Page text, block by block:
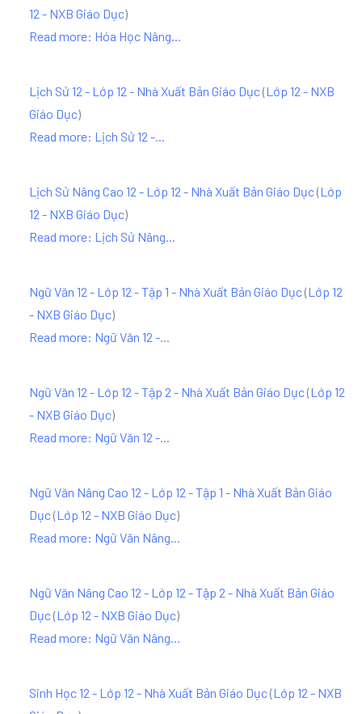
12 - NXB Giáo Dục)
Read more: Hóa Học Nâng...
Lịch Sử 12 - Lớp 12 - Nhà Xuất Bản Giáo Dục(Lớp 12 - NXB
Giáo Dục)
Read more: Lịch Sử 12 -...
Lịch Sử Nâng Cao 12 - Lớp 12 - Nhà Xuất Bản Giáo Dục(Lớp
12 - NXB Giáo Dục)
Read more: Lịch Sử Nâng...
Ngữ Văn 12 - Lớp 12 - Tập 1 - Nhà Xuất Bản Giáo Dục(Lớp 12
- NXB Giáo Dục)
Read more: Ngữ Văn 12 -...
Ngữ Văn 12 - Lớp 12 - Tập 2 - Nhà Xuất Bản Giáo Dục(Lớp 12
- NXB Giáo Dục)
Read more: Ngữ Văn 12 -...
Ngữ Văn Nâng Cao 12 - Lớp 12 - Tập 1 - Nhà Xuất Bản Giáo
Dục(Lớp 12 - NXB Giáo Dục)
Read more: Ngữ Văn Nâng...
Ngữ Văn Nâng Cao 12 - Lớp 12 - Tập 2 - Nhà Xuất Bản Giáo
Dục(Lớp 12 - NXB Giáo Dục)
Read more: Ngữ Văn Nâng...
Sinh Học 12 - Lớp 12 - Nhà Xuất Bản Giáo Dục(Lớp 12 - NXB